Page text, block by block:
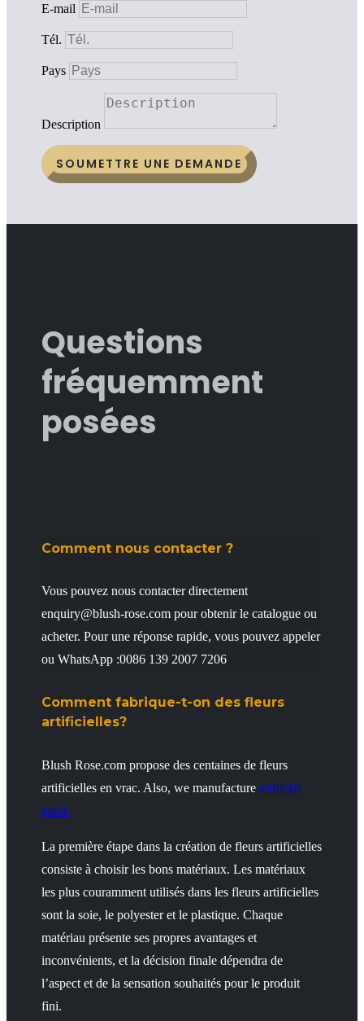
E-mail
Tél.
Pays
Description
SOUMETTRE UNE DEMANDE
Questions
fréquemment
posées
Comment nous contacter ?
Vous pouvez nous contacter directement
enquiry@blush-rose.com pour obtenir le catalogue ou
acheter. Pour une réponse rapide, vous pouvez appeler
ou WhatsApp :0086 139 2007 7206
Comment fabrique-t-on des fleurs
artificielles?
Blush Rose.com propose des centaines de fleurs
artificielles en vrac. Also, we manufactureartificial
plant.
La première étape dans la création de fleurs artificielles
consiste à choisir les bons matériaux. Les matériaux
les plus couramment utilisés dans les fleurs artificielles
sont la soie, le polyester et le plastique. Chaque
matériau présente ses propres avantages et
inconvénients, et la décision finale dépendra de
l’aspect et de la sensation souhaités pour le produit
fini.